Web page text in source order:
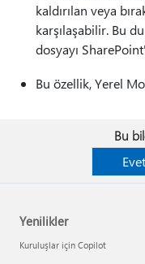
kaldırılan veya
karşılaşabilir. Bu
dosyayı
Bu özellik, Yerel
Bu
Evet
Yenilikler
Kuruluşlar için Copilot